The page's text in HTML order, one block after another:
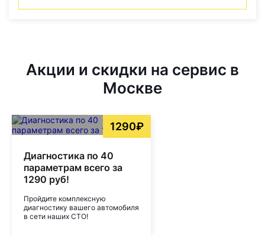
Акции и скидки на сервис в
Москве
1290₽
Диагностика по 40
параметрам всего за
1290 руб!
Пройдите комплексную
диагностику вашего автомобиля
в сети наших СТО!